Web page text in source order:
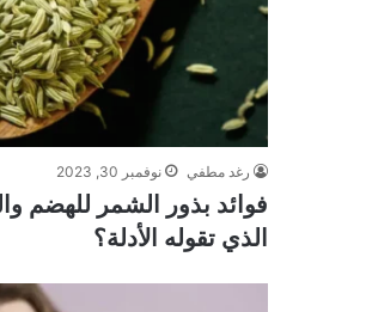
رغد مطفي نوفمبر 30, 2023
فوائد بذور الشمر للهضم
الذي تقوله الأدلة؟